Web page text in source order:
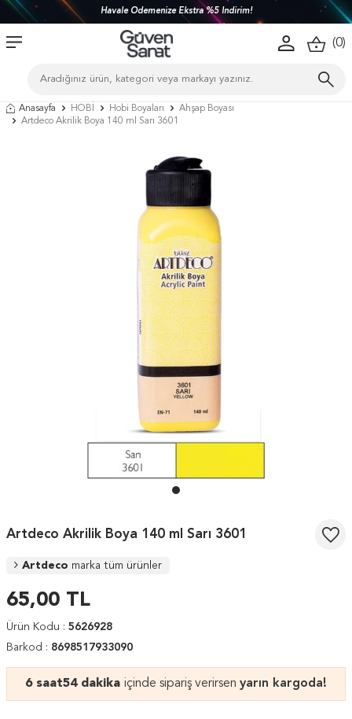
Havale Ödemenize Ekstra %5 İndirim!
(0)
Anasayfa HOBİ Hobi Boyaları
Ahşap Boyası
Artdeco Akrilik Boya 140 ml Sarı 3601
Artdeco Akrilik Boya 140 ml Sarı 3601
Artdeco marka tüm ürünler
65,00 TL
Ürün Kodu : 5626928
Barkod : 8698517933090
6 saat54 dakika içinde sipariş verirsen yarın kargoda!